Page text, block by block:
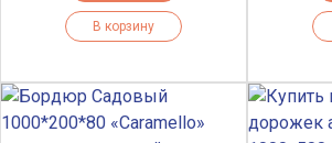
В корзину